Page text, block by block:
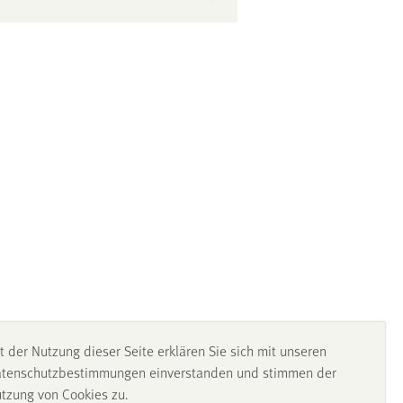
der Nutzung dieser Seite erklären Sie sich mit unseren
einverstanden und stimmen der
von Cookies zu.